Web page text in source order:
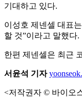
기대하고 있다.
이성호 제넨셀 대표
할 것”이라고 말했다.
한편 제넨셀은 최근
서윤석 기자
<저작권자 © 바이오